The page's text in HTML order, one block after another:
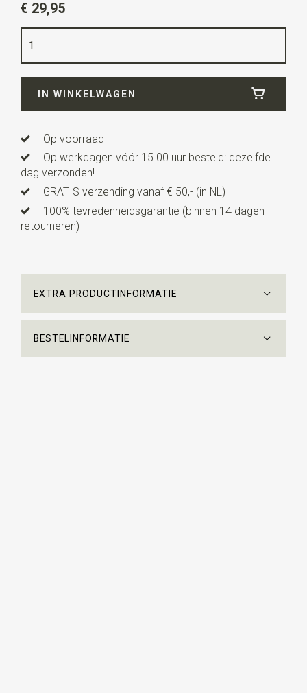
grijs
Kwaliteit
Lengte85 cm
€ 29,95
IN WINKELWAGEN
Op voorraad
Op werkdagen vóór 15.00 uur besteld: dezelfde
dag verzonden!
GRATIS verzending vanaf € 50,- (in NL)
100% tevredenheidsgarantie (binnen 14 dagen
retourneren)
EXTRA PRODUCTINFORMATIE
BESTELINFORMATIE